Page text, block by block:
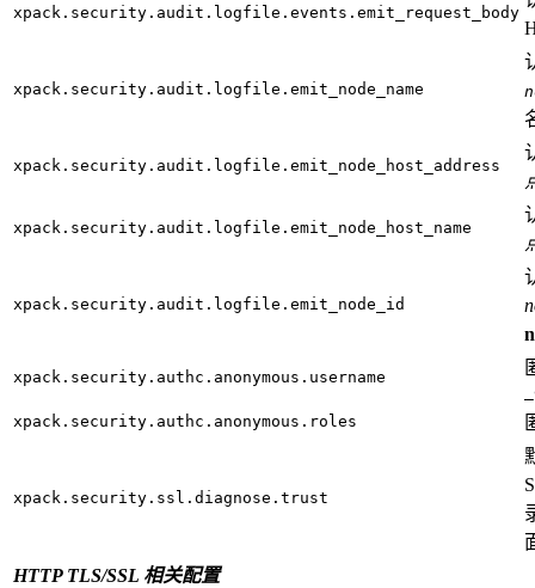
xpack.security.audit.logfile.events.emit_request_body
xpack.security.audit.logfile.emit_node_name
xpack.security.audit.logfile.emit_node_host_address
xpack.security.audit.logfile.emit_node_host_name
xpack.security.audit.logfile.emit_node_id
xpack.security.authc.anonymous.username
xpack.security.authc.anonymous.roles
xpack.security.ssl.diagnose.trust
HTTP TLS/SSL 相关配置